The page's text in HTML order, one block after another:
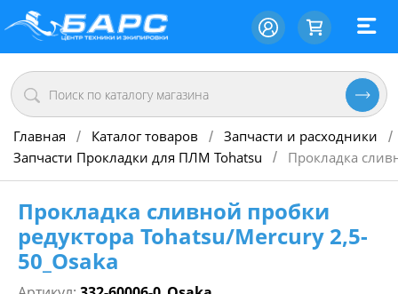
Главная / Каталог товаров / Запчасти и расходники
/
Запчасти Прокладки для ПЛМ Tohatsu
/ Прокладка
Прокладка сливной пробки
редуктора Tohatsu/Mercury 2,5-
50_Osaka